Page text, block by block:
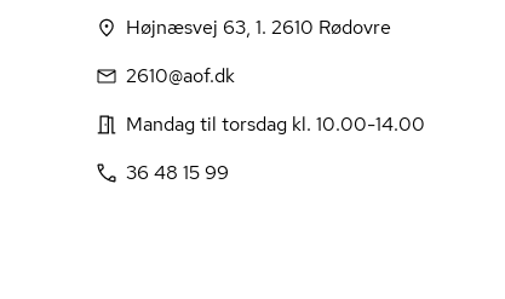
Højnæsvej 63, 1. 2610 Rødovre
2610@aof.dk
Mandag til torsdag kl. 10.00-14.00
36 48 15 99